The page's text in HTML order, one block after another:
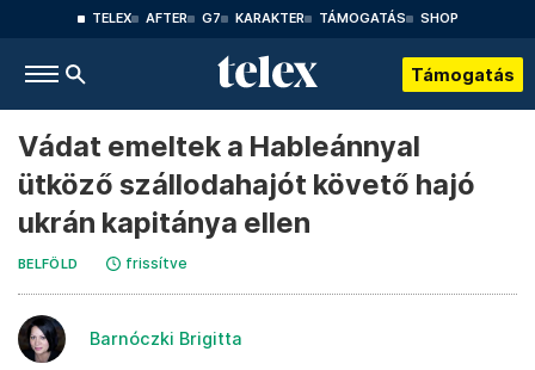
TELEX AFTER G7 KARAKTER TÁMOGATÁS SHOP
Támogatás
Vádat emeltek a Hableánnyal
ütköző szállodahajót követő hajó
ukrán kapitánya ellen
BELFÖLD frissítve
Barnóczki Brigitta